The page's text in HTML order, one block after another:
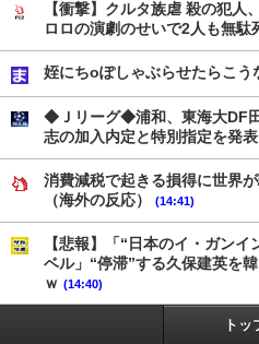
【衝撃】クルタ族虐 殺の犯人
ロロの演劇のせいで2人も無
姪にちoぽしゃぶらせたらこう
◆Ｊリーグ◆浦和、東海大DF
志の加入内定と特別指定を発表
消費減税で起きる損得に世界
（海外の反応）
(14:41)
【悲報】「“日本のイ・ガン
ベル」“停滞”する久保建英を
ｗ (14:40)
トッ